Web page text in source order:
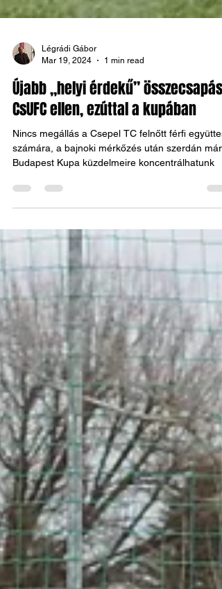
Légrádi Gábor
Mar 19, 2024
1 min read
Újabb „helyi érdekű” összecsapás a
CsUFC ellen, ezúttal a kupában
Nincs megállás a Csepel TC felnőtt férfi
Budapest Kupa küzdelmeire koncentrálhatunk